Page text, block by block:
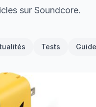
sur Soundcore.
Tests